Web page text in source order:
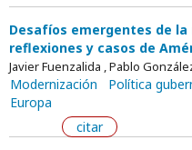
Desafíos emergentes de
reflexiones y casos de
Javier Fuenzalida , Pablo
Modernización Política
Europa
citar